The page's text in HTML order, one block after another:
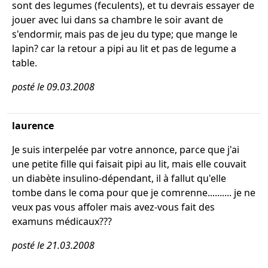
sont des legumes (feculents), et tu devrais essayer de
jouer avec lui dans sa chambre le soir avant de
s'endormir, mais pas de jeu du type; que mange le
lapin? car la retour a pipi au lit et pas de legume a
table.
posté le 09.03.2008
laurence
Je suis interpelée par votre annonce, parce que j'ai
une petite fille qui faisait pipi au lit, mais elle couvait
un diabète insulino-dépendant, il à fallut qu'elle
tombe dans le coma pour que je comrenne.......... je ne
veux pas vous affoler mais avez-vous fait des
examuns médicaux???
posté le 21.03.2008